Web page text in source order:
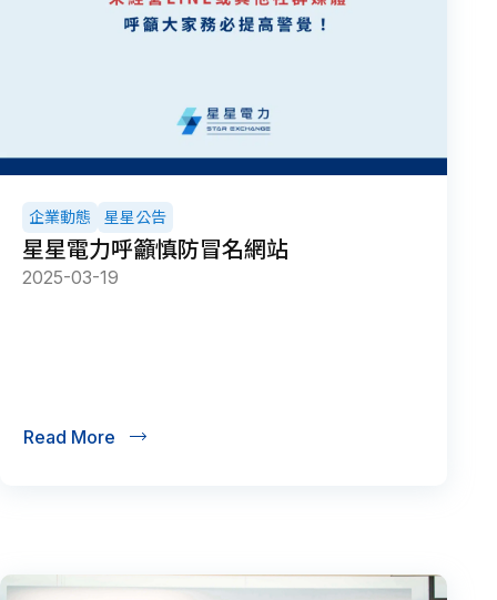
星星公告
企業動態
星星電力呼籲慎防冒名網站
2025-03-19
Read More